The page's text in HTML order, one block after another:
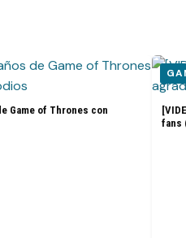
Game of Thrones con
fans